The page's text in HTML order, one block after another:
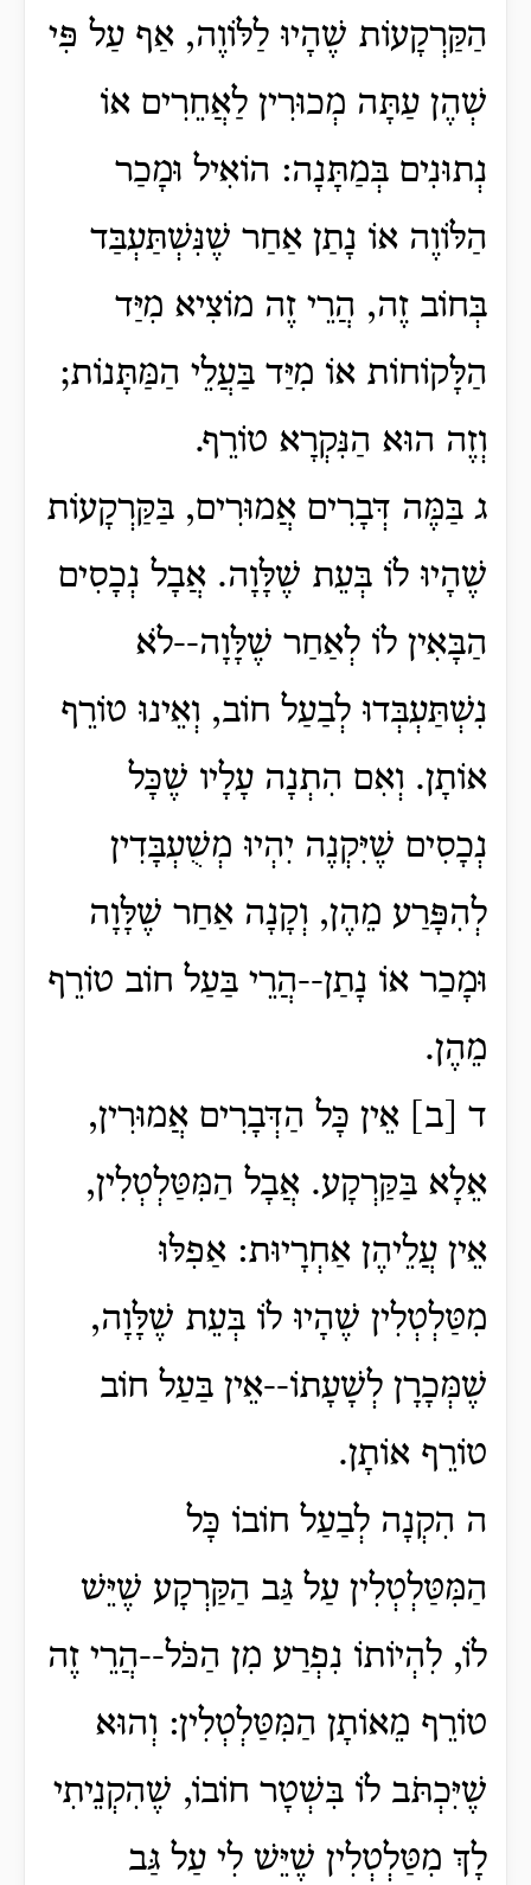
הַקַּרְקָעוֹת שֶׁהָיוּ לַלּוֹוֶה, אַף עַל פִּי
שְׁהֶן עַתָּה מְכוּרִין לַאֲחֵרִים אוֹ
נְתוּנִים בְּמַתָּנָה: הוֹאִיל וּמָכַר
הַלּוֹוֶה אוֹ נָתַן אַחַר שֶׁנִּשְׁתַּעְבַּד
בְּחוֹב זֶה, הֲרֵי זֶה מוֹצִיא מִיַּד
הַלָּקוֹחוֹת אוֹ מִיַּד בַּעֲלֵי הַמַּתָּנוֹת;
וְזֶה הוּא הַנִּקְרָא טוֹרֵף.
ג בַּמֶּה דְּבָרִים אֲמוּרִים, בַּקַּרְקָעוֹת
שֶׁהָיוּ לוֹ בְּעֵת שֶׁלָּוָה. אֲבָל נְכָסִים
הַבָּאִין לוֹ לְאַחַר שֶׁלָּוָה--לֹא
נִשְׁתַּעְבְּדוּ לְבַעַל חוֹב, וְאֵינוּ טוֹרֵף
אוֹתָן. וְאִם הִתְנָה עָלָיו שֶׁכָּל
נְכָסִים שֶׁיִּקְנֶה יִהְיוּ מְשֻׁעְבָּדִין
לְהִפָּרַע מֵהֶן, וְקָנָה אַחַר שֶׁלָּוָה
וּמָכַר אוֹ נָתַן--הֲרֵי בַּעַל חוֹב טוֹרֵף
מֵהֶן.
ד [ב] אֵין כָּל הַדְּבָרִים אֲמוּרִין,
אֵלָא בַּקַּרְקָע. אֲבָל הַמִּטַּלְטְלִין,
אֵין עֲלֵיהֶן אַחְרָיוּת: אַפִלּוּ
מִטַּלְטְלִין שֶׁהָיוּ לוֹ בְּעֵת שֶׁלָּוָה,
שֶׁמְּכָרָן לְשָׁעָתוֹ--אֵין בַּעַל חוֹב
טוֹרֵף אוֹתָן.
ה הִקְנָה לְבַעַל חוֹבוֹ כָּל
הַמִּטַּלְטְלִין עַל גַּב הַקַּרְקָע שֶׁיֵּשׁ
לוֹ, לִהְיוֹתוֹ נִפְרַע מִן הַכֹּל--הֲרֵי זֶה
טוֹרֵף מֵאוֹתָן הַמִּטַּלְטְלִין: וְהוּא
שֶׁיִּכְתֹּב לוֹ בִּשְׁטָר חוֹבוֹ, שֶׁהִקְנֵיתִי
לָךְ מִטַּלְטְלִין שֶׁיֵּשׁ לִי עַל גַּב